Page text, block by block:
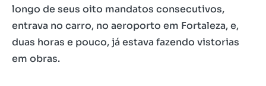
longo de seus oito mandatos consecutivos,
entrava no carro, no aeroporto em Fortaleza, e,
duas horas e pouco, já estava fazendo vistorias
em obras.